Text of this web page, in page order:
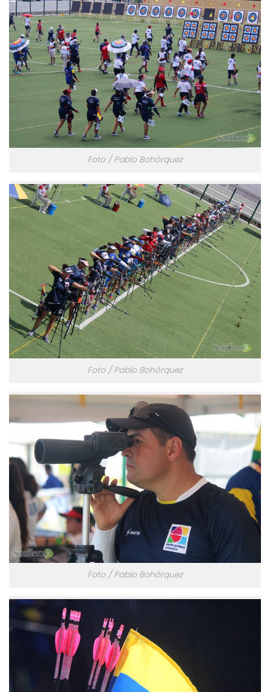
Foto / Pablo Bohórquez
Foto / Pablo Bohórquez
Foto / Pablo Bohórquez